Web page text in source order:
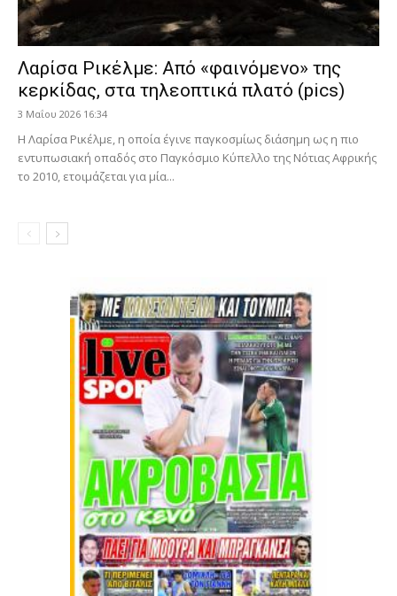
Λαρίσα Ρικέλμε: Από «φαινόμενο» της
κερκίδας, στα τηλεοπτικά πλατό (pics)
3 Μαΐου 2026 16:34
Η Λαρίσα Ρικέλμε, η οποία έγινε παγκοσμίως διάσημη ως η πιο
εντυπωσιακή οπαδός στο Παγκόσμιο Κύπελλο της Νότιας Αφρικής
το 2010, ετοιμάζεται για μία...